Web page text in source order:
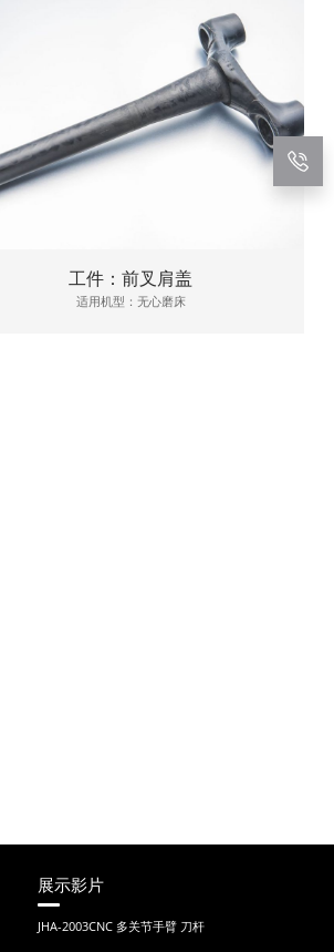
工件：前叉肩盖
适用机型：无心磨床
展示影片
JHA-2003CNC 多关节手臂 刀杆